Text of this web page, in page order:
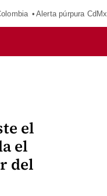
Alerta púrpura CdMx
el
el
del